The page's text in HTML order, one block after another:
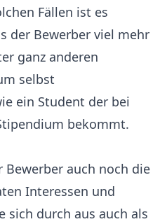
Fällen ist es
der Bewerber viel mehr
ganz anderen
selbst
ein Student der bei
bekommt.
Bewerber auch noch die
Interessen und
sich durch aus auch als